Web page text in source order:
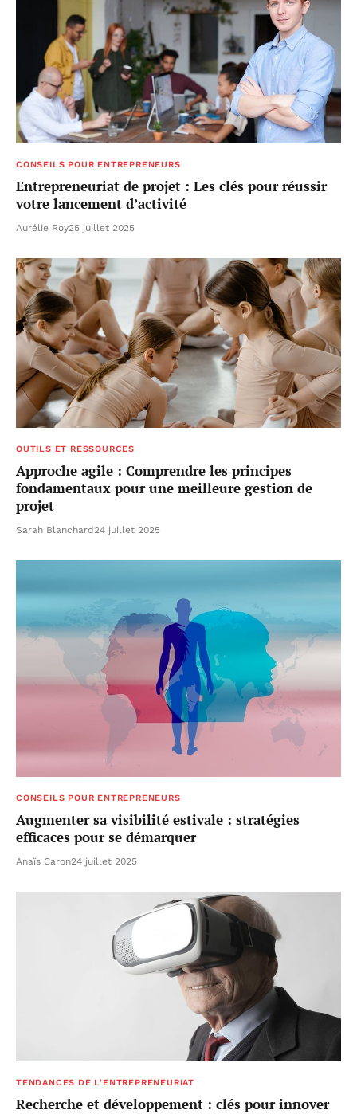
CONSEILS POUR ENTREPRENEURS
Entrepreneuriat de projet : Les clés pour réussir
votre lancement d’activité
Aurélie Roy25 juillet 2025
OUTILS ET RESSOURCES
Approche agile : Comprendre les principes
fondamentaux pour une meilleure gestion de
projet
Sarah Blanchard24 juillet 2025
CONSEILS POUR ENTREPRENEURS
Augmenter sa visibilité estivale : stratégies
efficaces pour se démarquer
Anaïs Caron24 juillet 2025
TENDANCES DE L'ENTREPRENEURIAT
Recherche et développement : clés pour innover